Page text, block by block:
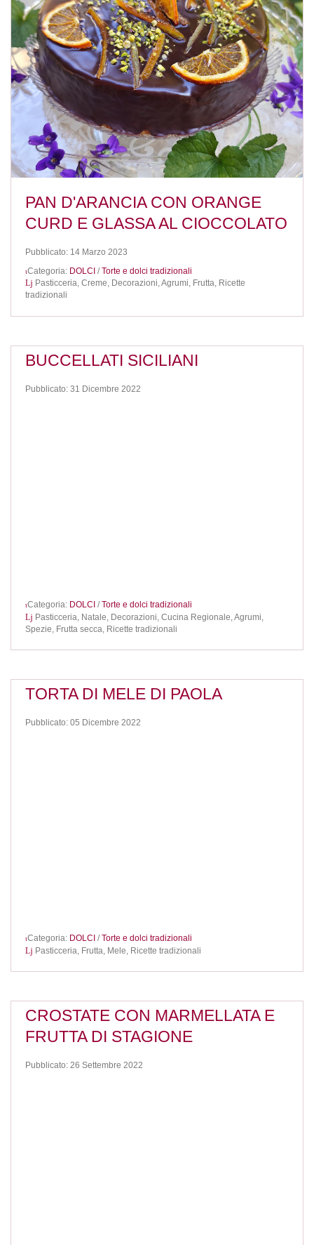
PAN D'ARANCIA CON ORANGE
CURD E GLASSA AL CIOCCOLATO
Pubblicato: 14 Marzo 2023
Categoria: DOLCI /Torte e dolci tradizionali
Pasticceria, Creme, Decorazioni,Agrumi, Frutta, Ricette
tradizionali
BUCCELLATI SICILIANI
Pubblicato: 31 Dicembre 2022
Categoria: DOLCI /Torte e dolci tradizionali
Pasticceria, Natale, Decorazioni, Cucina Regionale,Agrumi,
Spezie, Frutta secca, Ricette tradizionali
TORTA DI MELE DI PAOLA
Pubblicato: 05 Dicembre 2022
Categoria: DOLCI /Torte e dolci tradizionali
Pasticceria, Frutta, Mele, Ricette tradizionali
CROSTATE CON MARMELLATA E
FRUTTA DI STAGIONE
Pubblicato: 26 Settembre 2022